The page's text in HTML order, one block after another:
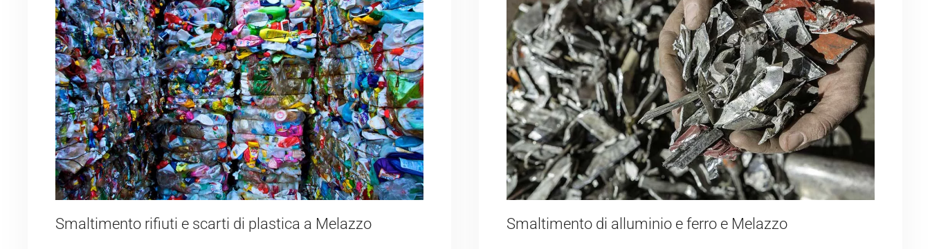
Smaltimento rifiuti e scarti di plastica a Melazzo Smaltimento di alluminio e ferro e Melazzo